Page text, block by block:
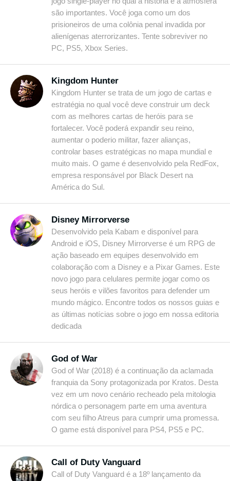
são importantes. Você joga como um dos
prisioneiros de uma colônia penal invadida por
alienígenas aterrorizantes. Tente sobreviver no
PC, PS5, Xbox Series.
Kingdom Hunter
Kingdom Hunter se trata de um jogo de cartas e
estratégia no qual você deve construir um deck
com as melhores cartas de heróis para se
fortalecer. Você poderá expandir seu reino,
aumentar o poderio militar, fazer alianças,
controlar bases estratégicas no mapa mundial e
muito mais. O game é desenvolvido pela RedFox,
empresa responsável por Black Desert na
América do Sul.
Disney Mirrorverse
Desenvolvido pela Kabam e disponível para
Android e iOS, Disney Mirrorverse é um RPG de
ação baseado em equipes desenvolvido em
colaboração com a Disney e a Pixar Games. Este
novo jogo para celulares permite jogar como os
seus heróis e vilões favoritos para defender um
mundo mágico. Encontre todos os nossos guias e
as últimas notícias sobre o jogo em nossa editoria
dedicada
God of War
God of War (2018) é a continuação da aclamada
franquia da Sony protagonizada por Kratos. Desta
vez em um novo cenário recheado pela mitologia
nórdica o personagem parte em uma aventura
com seu filho Atreus para cumprir uma promessa.
O game está disponível para PS4, PS5 e PC.
Call of Duty Vanguard
Call of Duty Vanguard é a 18º lançamento da